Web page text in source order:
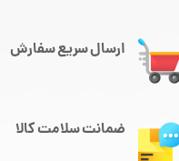
ارسال سریع سفارش
ضمانت سلامت کالا